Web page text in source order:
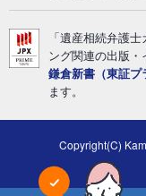
「遺産相続弁護
ング関連の出版
鎌倉新書（東証プ
ます。
Copyright(C)